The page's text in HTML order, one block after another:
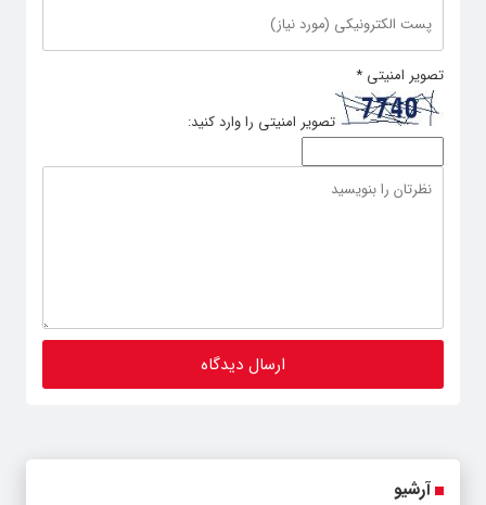
تصویر امنیتی *
تصویر امنیتی را وارد کنید:
آرشیو